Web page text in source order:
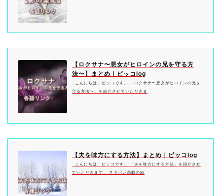
【ロクサナ〜悪女がヒロインの兄を守る方
法〜】まとめ｜ピッコlog
こんにちは、ピッコです。 「ロクサナ〜悪女がヒロインの兄を
守る方法〜」を紹介させていただきま
【夫を味方にする方法】まとめ｜ピッコlog
こんにちは、ピッコです。 「夫を味方にする方法」を紹介させ
ていただきます。 ネタバレ満載の紹